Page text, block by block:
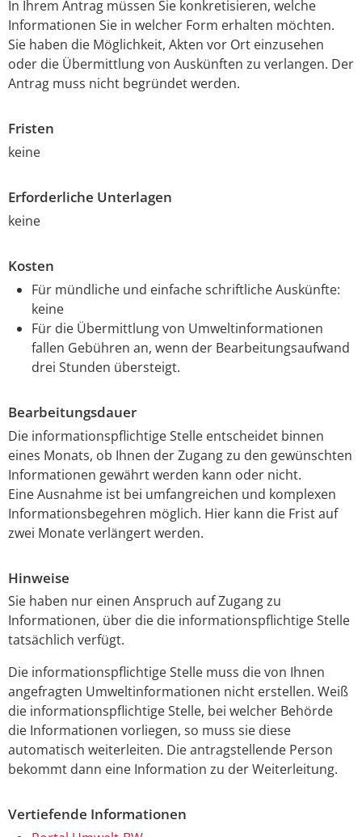
In Ihrem Antrag müssen Sie konkretisieren, welche
Informationen Sie in welcher Form erhalten möchten.
Sie haben die Möglichkeit, Akten vor Ort einzusehen
oder die Übermittlung von Auskünften zu verlangen. Der
Antrag muss nicht begründet werden.
Fristen
keine
Erforderliche Unterlagen
keine
Kosten
Für mündliche und einfache schriftliche Auskünfte:
keine
Für die Übermittlung von Umweltinformationen
fallen Gebühren an, wenn der Bearbeitungsaufwand
drei Stunden übersteigt.
Bearbeitungsdauer
Die informationspflichtige Stelle entscheidet binnen
eines Monats, ob Ihnen der Zugang zu den gewünschten
Informationen gewährt werden kann oder nicht.
Eine Ausnahme ist bei umfangreichen und komplexen
Informationsbegehren möglich. Hier kann die Frist auf
zwei Monate verlängert werden.
Hinweise
Sie haben nur einen Anspruch auf Zugang zu
Informationen, über die die informationspflichtige Stelle
tatsächlich verfügt.
Die informationspflichtige Stelle muss die von Ihnen
angefragten Umweltinformationen nicht erstellen. Weiß
die informationspflichtige Stelle, bei welcher Behörde
die Informationen vorliegen, so muss sie diese
automatisch weiterleiten. Die antragstellende Person
bekommt dann eine Information zu der Weiterleitung.
Vertiefende Informationen